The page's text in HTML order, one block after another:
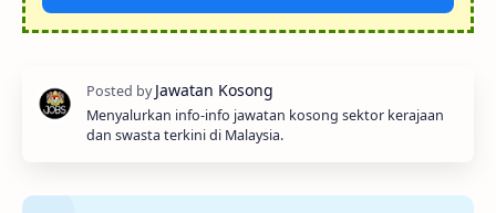
Menyalurkan info-info jawatan kosong sektor kerajaan
dan swasta terkini di Malaysia.